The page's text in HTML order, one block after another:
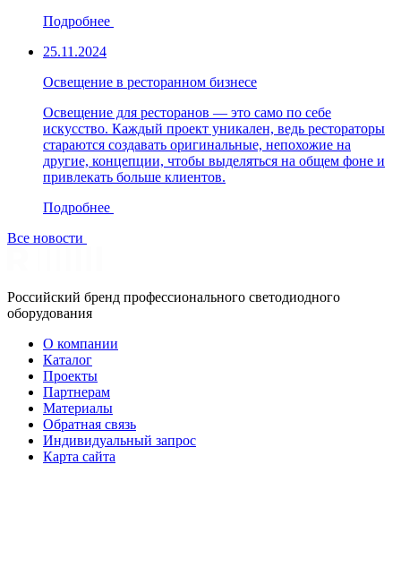
Подробнее
25.11.2024
Освещение в ресторанном бизнесе
Освещение для ресторанов — это само по себе
искусство. Каждый проект уникален, ведь рестораторы
стараются создавать оригинальные, непохожие на
другие, концепции, чтобы выделяться на общем фоне и
привлекать больше клиентов.
Подробнее
Все новости
Российский бренд профессионального светодиодного
оборудования
О компании
Каталог
Проекты
Партнерам
Материалы
Обратная связь
Индивидуальный запрос
Карта сайта